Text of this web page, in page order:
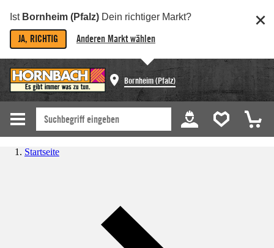
Ist Bornheim (Pfalz) Dein richtiger Markt?
JA, RICHTIG Anderen Markt wählen
Bornheim (Pfalz)
Startseite